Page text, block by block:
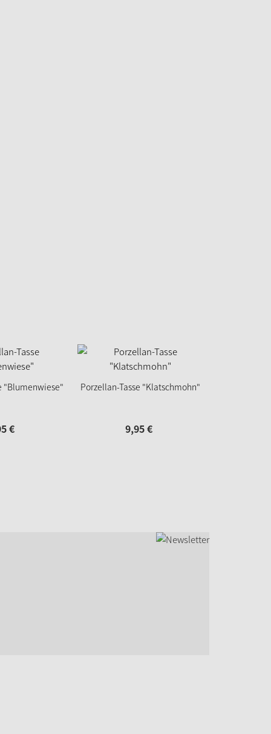
"Blumenwiese"
€
Porzellan-Tasse "Klatschmohn"
9,95€